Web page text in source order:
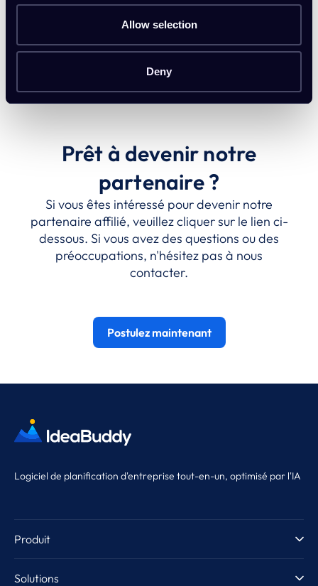
Allow selection
Deny
Conditions d'utilisation soigneusement. La publicité
payante et toute autre activité frauduleuse sont
strictement interdites.
Prêt à devenir notre
partenaire ?
Si vous êtes intéressé pour devenir notre
partenaire affilié, veuillez cliquer sur le lien ci-
dessous. Si vous avez des questions ou des
préoccupations, n'hésitez pas à nous
contacter.
Postulez maintenant
Logiciel de planification d'entreprise tout-en-un, optimisé par l'IA
Produit
Solutions